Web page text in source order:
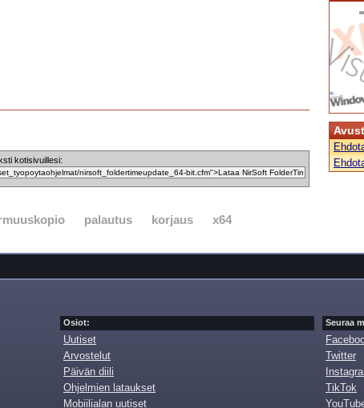
kotisivuillesi:
palautus korjaus x64
Osiot:
Uutiset
Arvostelut
Päivän diili
Ohjelmien lataukset
Mobiilialan uutiset
Seuraa
Twitter
TikTok